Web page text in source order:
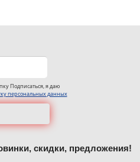
Подписаться, я даю
персональных данных
скидки, предложения!